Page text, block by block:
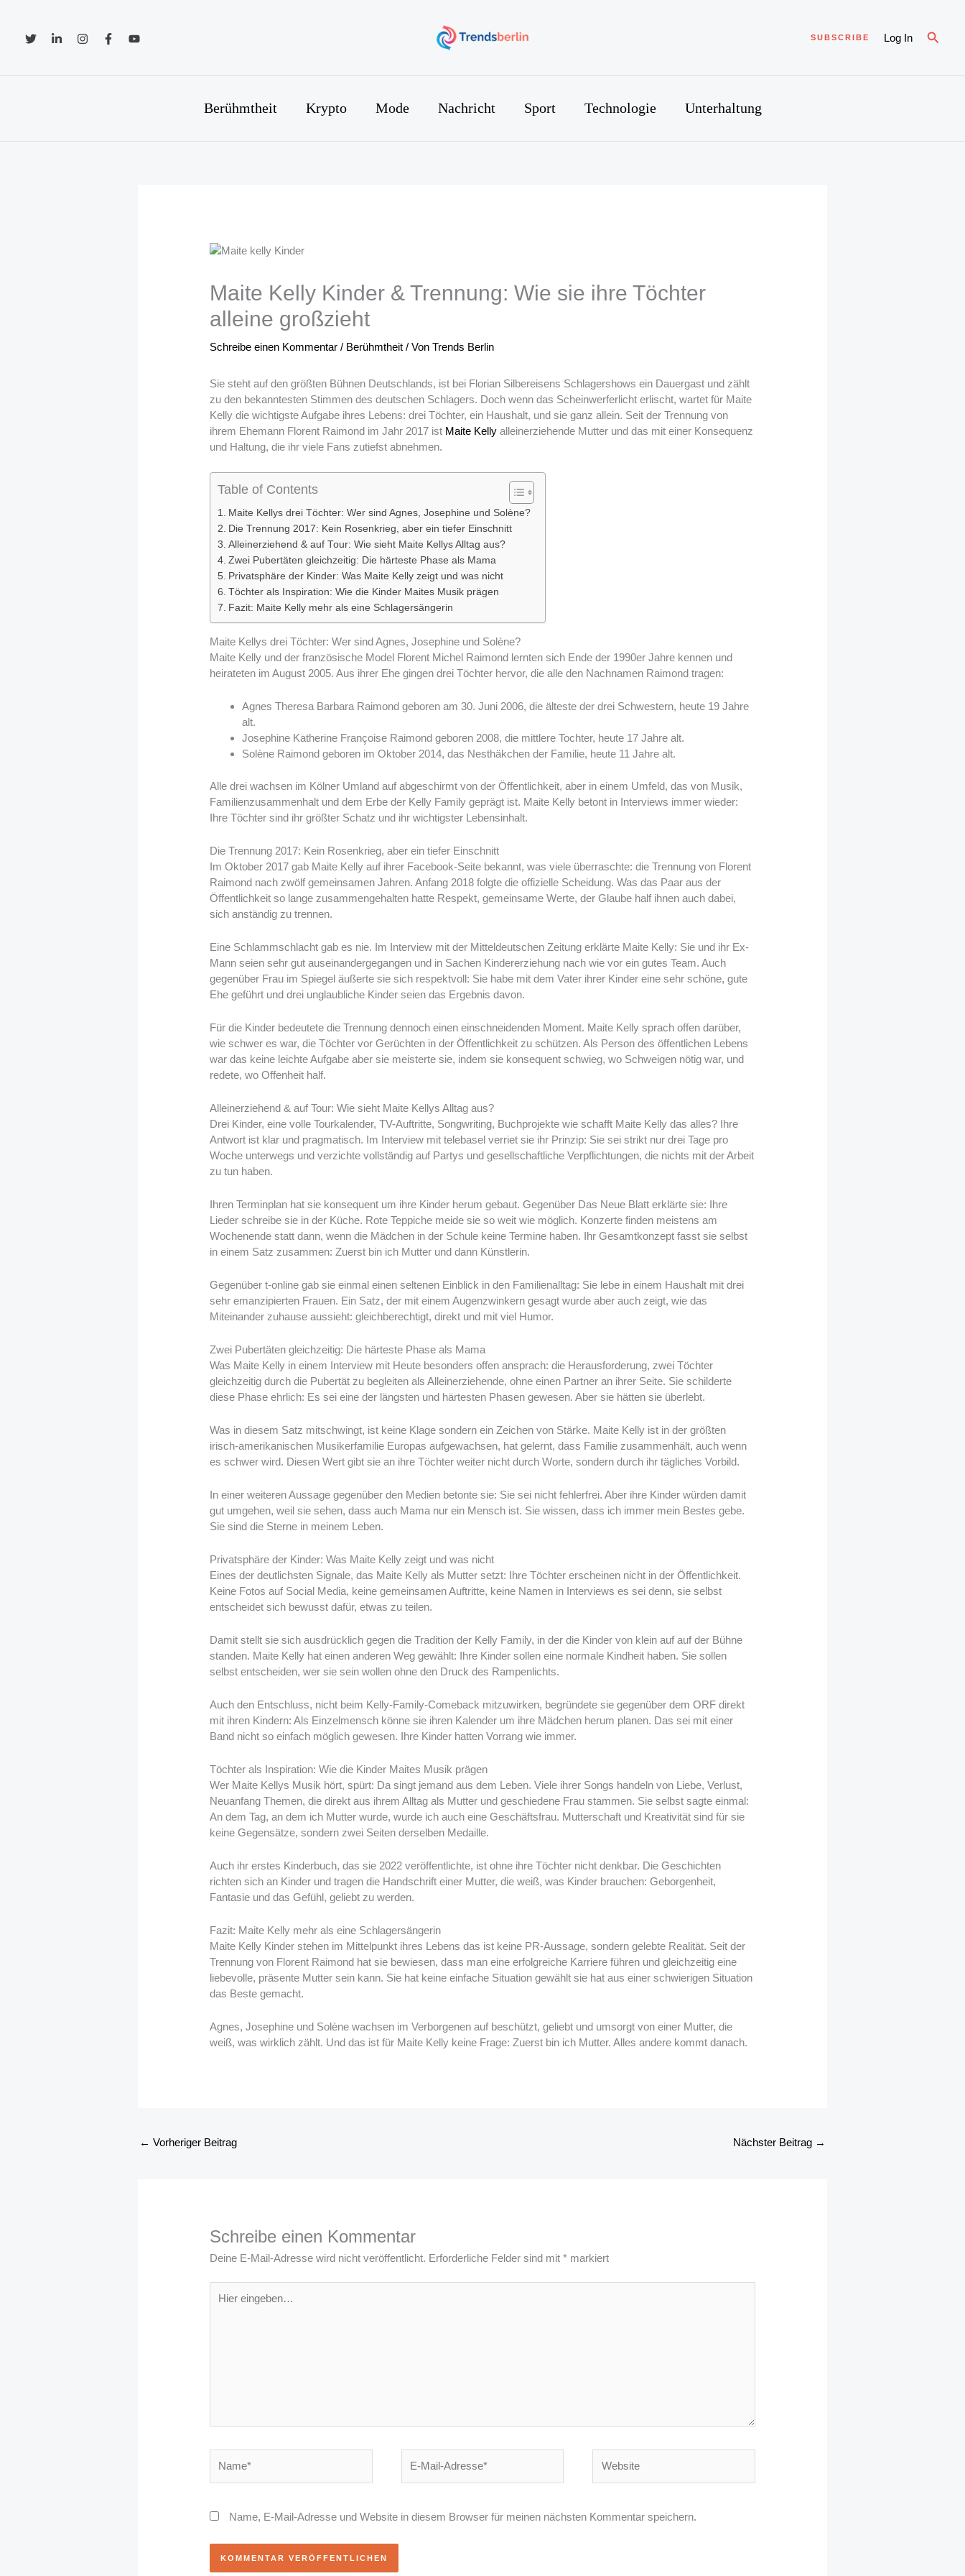
springen
SUBSCRIBE Log In
Berühmtheit Krypto Mode Nachricht Sport Technologie Unterhaltung
Maite Kelly Kinder & Trennung: Wie sie ihre Töchter
alleine großzieht
Schreibe einen Kommentar / Berühmtheit / VonTrends Berlin
Sie steht auf den größten Bühnen Deutschlands, ist bei Florian Silbereisens Schlagershows ein Dauergast und zählt
zu den bekanntesten Stimmen des deutschen Schlagers. Doch wenn das Scheinwerferlicht erlischt, wartet für Maite
Kelly die wichtigste Aufgabe ihres Lebens: drei Töchter, ein Haushalt, und sie ganz allein. Seit der Trennung von
ihrem Ehemann Florent Raimond im Jahr 2017 ist Maite Kelly alleinerziehende Mutter und das mit einer Konsequenz
und Haltung, die ihr viele Fans zutiefst abnehmen.
Table of Contents
Maite Kellys drei Töchter: Wer sind Agnes, Josephine und Solène?
Die Trennung 2017: Kein Rosenkrieg, aber ein tiefer Einschnitt
Alleinerziehend & auf Tour: Wie sieht Maite Kellys Alltag aus?
Zwei Pubertäten gleichzeitig: Die härteste Phase als Mama
Privatsphäre der Kinder: Was Maite Kelly zeigt und was nicht
Töchter als Inspiration: Wie die Kinder Maites Musik prägen
Fazit: Maite Kelly mehr als eine Schlagersängerin
Maite Kellys drei Töchter: Wer sind Agnes, Josephine und Solène?
Maite Kelly und der französische Model Florent Michel Raimond lernten sich Ende der 1990er Jahre kennen und
heirateten im August 2005. Aus ihrer Ehe gingen drei Töchter hervor, die alle den Nachnamen Raimond tragen:
Agnes Theresa Barbara Raimond geboren am 30. Juni 2006, die älteste der drei Schwestern, heute 19 Jahre
alt.
Josephine Katherine Françoise Raimond geboren 2008, die mittlere Tochter, heute 17 Jahre alt.
Solène Raimond geboren im Oktober 2014, das Nesthäkchen der Familie, heute 11 Jahre alt.
Alle drei wachsen im Kölner Umland auf abgeschirmt von der Öffentlichkeit, aber in einem Umfeld, das von Musik,
Familienzusammenhalt und dem Erbe der Kelly Family geprägt ist. Maite Kelly betont in Interviews immer wieder:
Ihre Töchter sind ihr größter Schatz und ihr wichtigster Lebensinhalt.
Die Trennung 2017: Kein Rosenkrieg, aber ein tiefer Einschnitt
Im Oktober 2017 gab Maite Kelly auf ihrer Facebook-Seite bekannt, was viele überraschte: die Trennung von Florent
Raimond nach zwölf gemeinsamen Jahren. Anfang 2018 folgte die offizielle Scheidung. Was das Paar aus der
Öffentlichkeit so lange zusammengehalten hatte Respekt, gemeinsame Werte, der Glaube half ihnen auch dabei,
sich anständig zu trennen.
Eine Schlammschlacht gab es nie. Im Interview mit der Mitteldeutschen Zeitung erklärte Maite Kelly: Sie und ihr Ex-
Mann seien sehr gut auseinandergegangen und in Sachen Kindererziehung nach wie vor ein gutes Team. Auch
gegenüber Frau im Spiegel äußerte sie sich respektvoll: Sie habe mit dem Vater ihrer Kinder eine sehr schöne, gute
Ehe geführt und drei unglaubliche Kinder seien das Ergebnis davon.
Für die Kinder bedeutete die Trennung dennoch einen einschneidenden Moment. Maite Kelly sprach offen darüber,
wie schwer es war, die Töchter vor Gerüchten in der Öffentlichkeit zu schützen. Als Person des öffentlichen Lebens
war das keine leichte Aufgabe aber sie meisterte sie, indem sie konsequent schwieg, wo Schweigen nötig war, und
redete, wo Offenheit half.
Alleinerziehend & auf Tour: Wie sieht Maite Kellys Alltag aus?
Drei Kinder, eine volle Tourkalender, TV-Auftritte, Songwriting, Buchprojekte wie schafft Maite Kelly das alles? Ihre
Antwort ist klar und pragmatisch. Im Interview mit telebasel verriet sie ihr Prinzip: Sie sei strikt nur drei Tage pro
Woche unterwegs und verzichte vollständig auf Partys und gesellschaftliche Verpflichtungen, die nichts mit der Arbeit
zu tun haben.
Ihren Terminplan hat sie konsequent um ihre Kinder herum gebaut. Gegenüber Das Neue Blatt erklärte sie: Ihre
Lieder schreibe sie in der Küche. Rote Teppiche meide sie so weit wie möglich. Konzerte finden meistens am
Wochenende statt dann, wenn die Mädchen in der Schule keine Termine haben. Ihr Gesamtkonzept fasst sie selbst
in einem Satz zusammen: Zuerst bin ich Mutter und dann Künstlerin.
Gegenüber t-online gab sie einmal einen seltenen Einblick in den Familienalltag: Sie lebe in einem Haushalt mit drei
sehr emanzipierten Frauen. Ein Satz, der mit einem Augenzwinkern gesagt wurde aber auch zeigt, wie das
Miteinander zuhause aussieht: gleichberechtigt, direkt und mit viel Humor.
Zwei Pubertäten gleichzeitig: Die härteste Phase als Mama
Was Maite Kelly in einem Interview mit Heute besonders offen ansprach: die Herausforderung, zwei Töchter
gleichzeitig durch die Pubertät zu begleiten als Alleinerziehende, ohne einen Partner an ihrer Seite. Sie schilderte
diese Phase ehrlich: Es sei eine der längsten und härtesten Phasen gewesen. Aber sie hätten sie überlebt.
Was in diesem Satz mitschwingt, ist keine Klage sondern ein Zeichen von Stärke. Maite Kelly ist in der größten
irisch-amerikanischen Musikerfamilie Europas aufgewachsen, hat gelernt, dass Familie zusammenhält, auch wenn
es schwer wird. Diesen Wert gibt sie an ihre Töchter weiter nicht durch Worte, sondern durch ihr tägliches Vorbild.
In einer weiteren Aussage gegenüber den Medien betonte sie: Sie sei nicht fehlerfrei. Aber ihre Kinder würden damit
gut umgehen, weil sie sehen, dass auch Mama nur ein Mensch ist. Sie wissen, dass ich immer mein Bestes gebe.
Sie sind die Sterne in meinem Leben.
Privatsphäre der Kinder: Was Maite Kelly zeigt und was nicht
Eines der deutlichsten Signale, das Maite Kelly als Mutter setzt: Ihre Töchter erscheinen nicht in der Öffentlichkeit.
Keine Fotos auf Social Media, keine gemeinsamen Auftritte, keine Namen in Interviews es sei denn, sie selbst
entscheidet sich bewusst dafür, etwas zu teilen.
Damit stellt sie sich ausdrücklich gegen die Tradition der Kelly Family, in der die Kinder von klein auf auf der Bühne
standen. Maite Kelly hat einen anderen Weg gewählt: Ihre Kinder sollen eine normale Kindheit haben. Sie sollen
selbst entscheiden, wer sie sein wollen ohne den Druck des Rampenlichts.
Auch den Entschluss, nicht beim Kelly-Family-Comeback mitzuwirken, begründete sie gegenüber dem ORF direkt
mit ihren Kindern: Als Einzelmensch könne sie ihren Kalender um ihre Mädchen herum planen. Das sei mit einer
Band nicht so einfach möglich gewesen. Ihre Kinder hatten Vorrang wie immer.
Töchter als Inspiration: Wie die Kinder Maites Musik prägen
Wer Maite Kellys Musik hört, spürt: Da singt jemand aus dem Leben. Viele ihrer Songs handeln von Liebe, Verlust,
Neuanfang Themen, die direkt aus ihrem Alltag als Mutter und geschiedene Frau stammen. Sie selbst sagte einmal:
An dem Tag, an dem ich Mutter wurde, wurde ich auch eine Geschäftsfrau. Mutterschaft und Kreativität sind für sie
keine Gegensätze, sondern zwei Seiten derselben Medaille.
Auch ihr erstes Kinderbuch, das sie 2022 veröffentlichte, ist ohne ihre Töchter nicht denkbar. Die Geschichten
richten sich an Kinder und tragen die Handschrift einer Mutter, die weiß, was Kinder brauchen: Geborgenheit,
Fantasie und das Gefühl, geliebt zu werden.
Fazit: Maite Kelly mehr als eine Schlagersängerin
Maite Kelly Kinder stehen im Mittelpunkt ihres Lebens das ist keine PR-Aussage, sondern gelebte Realität. Seit der
Trennung von Florent Raimond hat sie bewiesen, dass man eine erfolgreiche Karriere führen und gleichzeitig eine
liebevolle, präsente Mutter sein kann. Sie hat keine einfache Situation gewählt sie hat aus einer schwierigen Situation
das Beste gemacht.
Agnes, Josephine und Solène wachsen im Verborgenen auf beschützt, geliebt und umsorgt von einer Mutter, die
weiß, was wirklich zählt. Und das ist für Maite Kelly keine Frage: Zuerst bin ich Mutter. Alles andere kommt danach.
← Vorheriger Beitrag Nächster Beitrag →
Schreibe einen Kommentar
Deine E-Mail-Adresse wird nicht veröffentlicht. Erforderliche Felder sind mit* markiert
eingeben…
Mail-
Name, E-Mail-Adresse und Website in diesem Browser für meinen nächsten Kommentar speichern.